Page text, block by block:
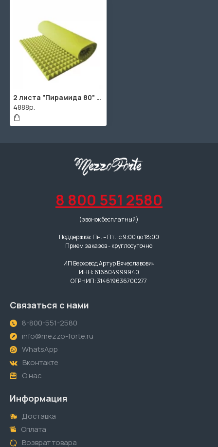
2 листа "Пирамида 80" / 2шт. по 1920х960х95мм / 4м² / SPG2236 / Желтый
4888р.
8 800 551 2580
(звонок бесплатный)
Поддержка: Пн. – Пт.: с 9:00 до 18:00
Прием заказов - круглосуточно
ИП Верховод Артур Вячеславович
ИНН: 616804999940
ОГРНИП: 314619636700277
Связаться с нами
8-800-551-2580
info@mezzo-forte.ru
WhatsApp
Вконтакте
О нас
Информация
Доставка
Оплата
Возврат товара